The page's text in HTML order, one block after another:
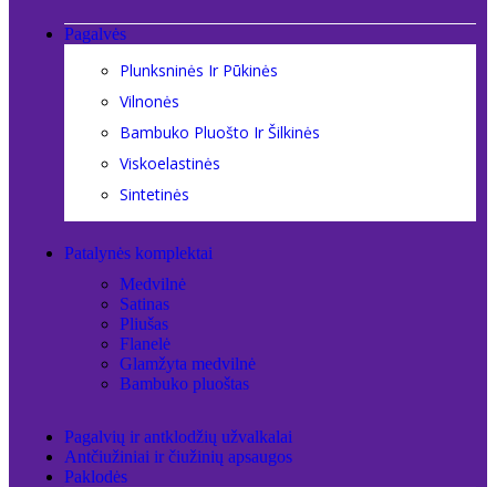
Pagalvės
Plunksninės Ir Pūkinės
Vilnonės
Bambuko Pluošto Ir Šilkinės
Viskoelastinės
Sintetinės
Patalynės komplektai
Medvilnė
Satinas
Pliušas
Flanelė
Glamžyta medvilnė
Bambuko pluoštas
Pagalvių ir antklodžių užvalkalai
Antčiužiniai ir čiužinių apsaugos
Paklodės